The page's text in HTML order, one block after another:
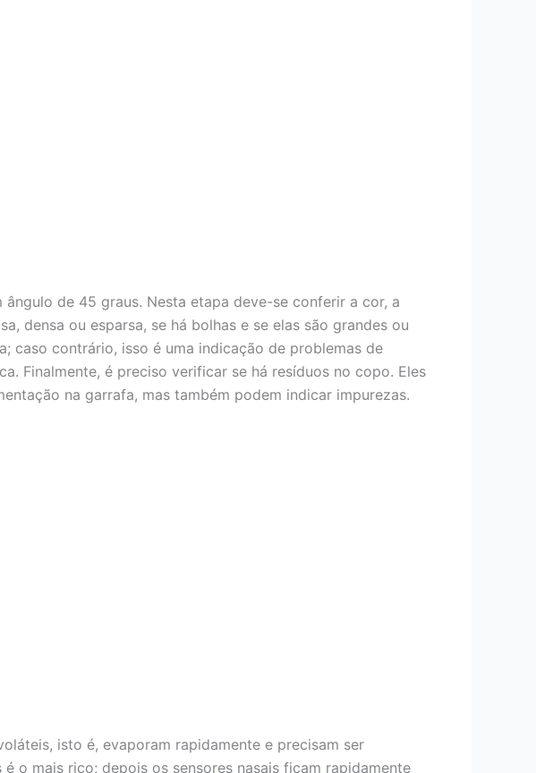
de 45 graus. Nesta etapa deve-se conferir a cor, a
densa ou esparsa, se há bolhas e se elas são grandes ou
caso contrário, isso é uma indicação de problemas de
Finalmente, é preciso verificar se há resíduos no copo. Eles
na garrafa, mas também podem indicar impurezas.
isto é, evaporam rapidamente e precisam ser
o mais rico; depois os sensores nasais ficam rapidamente